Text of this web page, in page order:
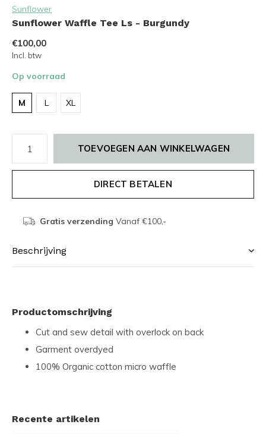
Sunflower
Sunflower Waffle Tee Ls - Burgundy
€100,00
Incl. btw
Op voorraad
M L XL
TOEVOEGEN AAN WINKELWAGEN
DIRECT BETALEN
Gratis verzending Vanaf €100,-
Beschrijving
Productomschrijving
Cut and sew detail with overlock on back
Garment overdyed
100% Organic cotton micro waffle
Recente artikelen